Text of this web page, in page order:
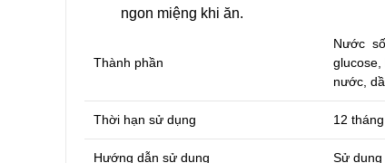
ngon miệng khi ăn.
Thành phần
Nước
nước,
Thời hạn sử dụng 12 tháng
Hướng dẫn sử dụng Sử